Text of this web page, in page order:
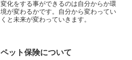
変化をする事ができるのは自分からか環
境が変わるかです。自分から変わってい
くと未来が変わっていきます。
ペット保険について